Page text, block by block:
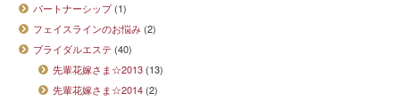
パートナーシップ(1)
フェイスラインのお悩み (2)
ブライダルエステ (40)
先輩花嫁さま☆2013 (13)
先輩花嫁さま☆2014 (2)